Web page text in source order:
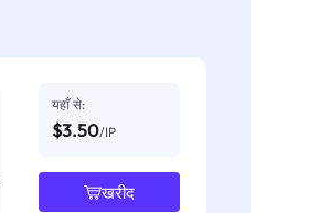
यहाँ से:
$3.50/IP
खरीद